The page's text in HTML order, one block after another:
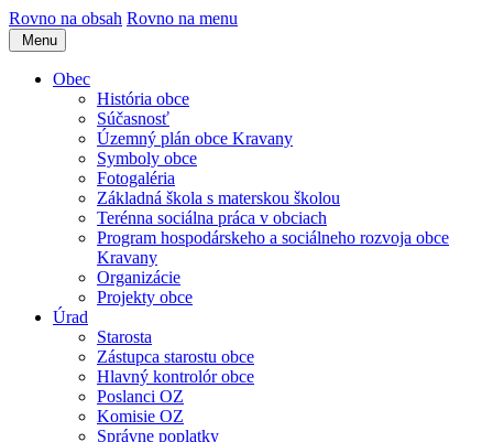
Rovno na obsah Rovno na menu
Menu
Obec
História obce
Súčasnosť
Územný plán obce Kravany
Symboly obce
Fotogaléria
Základná škola s materskou školou
Terénna sociálna práca v obciach
Program hospodárskeho a sociálneho rozvoja obce
Kravany
Organizácie
Projekty obce
Úrad
Starosta
Zástupca starostu obce
Hlavný kontrolór obce
Poslanci OZ
Komisie OZ
Správne poplatky